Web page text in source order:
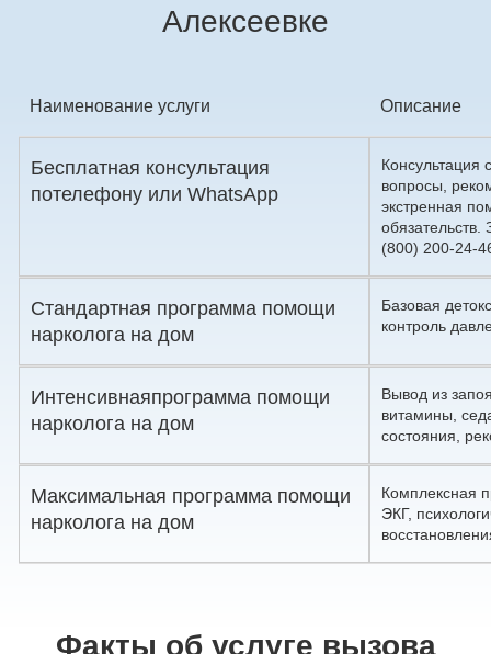
Алексеевке
Наименование услуги Описание
Бесплатная консультация
потелефону или WhatsApp
Консультация
вопросы,
экстренная
(800) 200-24-
Стандартная программа помощи
нарколога на дом
Базовая
контроль
Интенсивнаяпрограмма помощи
нарколога на дом
Вывод из
витамины,
состояния,
Максимальная программа помощи
нарколога на дом
Комплексная
ЭКГ,
Факты об услуге вызова